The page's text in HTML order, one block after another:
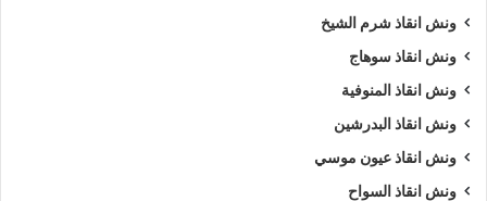
ونش انقاذ شرم الشيخ
ونش انقاذ سوهاج
ونش انقاذ المنوفية
ونش انقاذ البدرشين
ونش انقاذ عيون موسي
ونش انقاذ السواح